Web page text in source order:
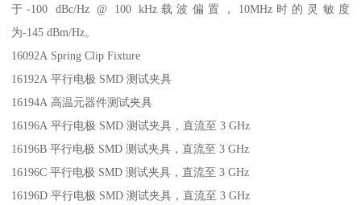
于-100 dBc/Hz @ 100 kHz载波偏置，10MHz时的灵敏度
为-145 dBm/Hz。
16092A Spring Clip Fixture
16192A 平行电极 SMD 测试夹具
16194A 高温元器件测试夹具
16196A 平行电极 SMD 测试夹具，直流至 3 GHz
16196B 平行电极 SMD 测试夹具，直流至 3 GHz
16196C 平行电极 SMD 测试夹具，直流至 3 GHz
16196D 平行电极 SMD 测试夹具，直流至 3 GHz